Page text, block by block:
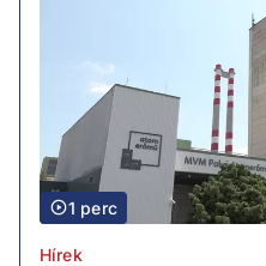
1 perc
Hírek